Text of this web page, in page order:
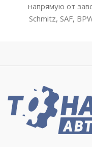
напрямую от
Schmitz, SAF,